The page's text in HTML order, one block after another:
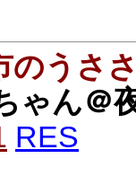
のうさ
ゃん＠
RES